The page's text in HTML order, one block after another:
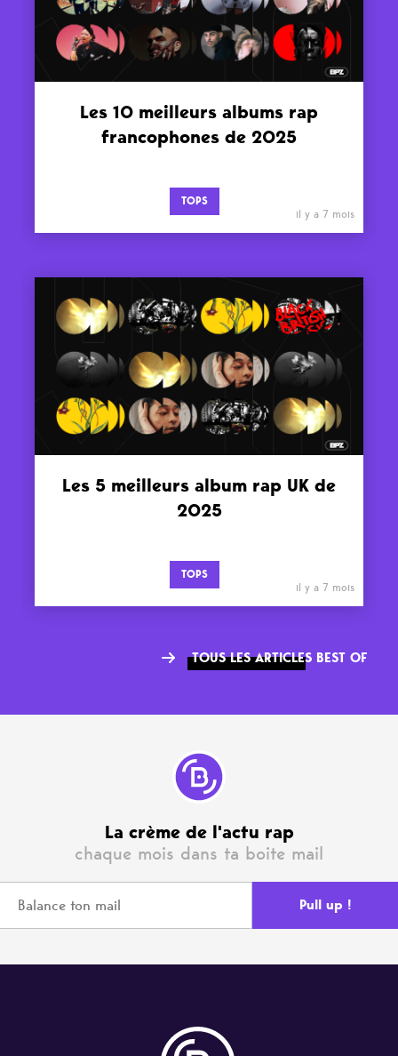
Les 10 meilleurs albums rap
francophones de 2025
TOPS
il y a 7 mois
Les 5 meilleurs album rap UK de
2025
TOPS
il y a 7 mois
TOUS LES ARTICLES BEST OF
La crème de l'actu rap
chaque mois dans ta boite mail